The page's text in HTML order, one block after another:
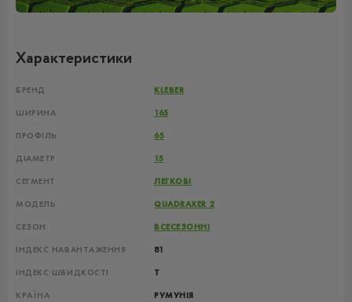
Характеристики
БРЕНД KLEBER
ШИРИНА 165
ПРОФІЛЬ 65
ДІАМЕТР 15
СЕГМЕНТ ЛЕГКОВІ
МОДЕЛЬ QUADRAXER 2
СЕЗОН ВСЕСЕЗОННІ
ІНДЕКС НАВАНТАЖЕННЯ 81
ІНДЕКС ШВИДКОСТІ T
КРАЇНА РУМУНІЯ